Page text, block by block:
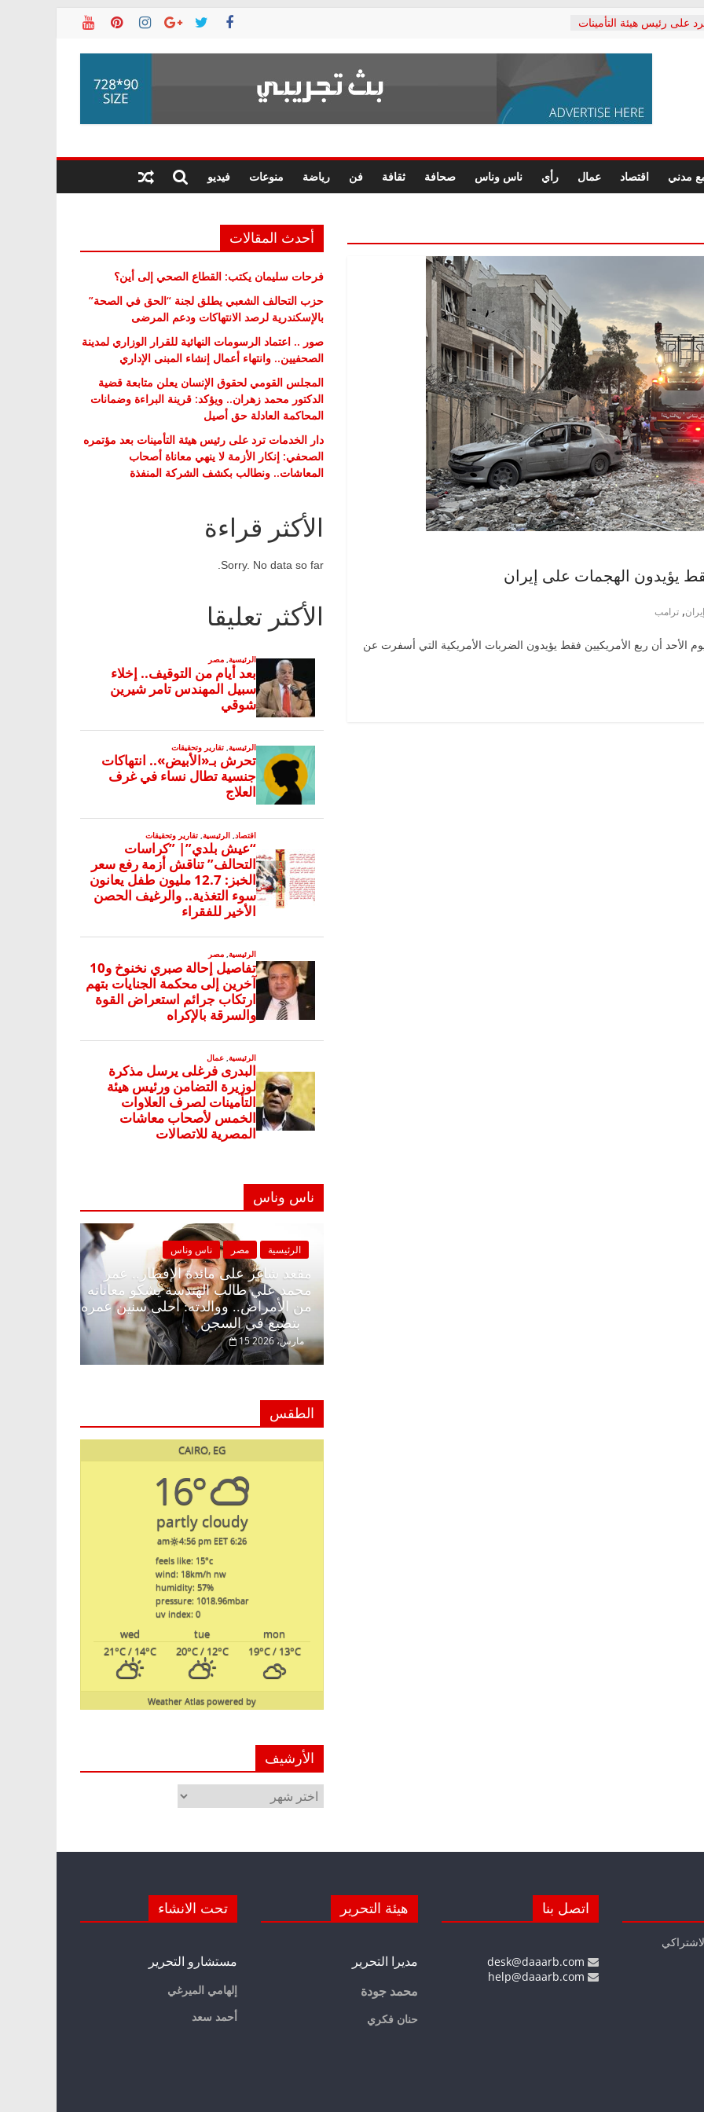
على رئيس هيئة التأمينات
المعاشات.. ونطالب بكشف
يكتب: القطاع الصحي إلى
الشعبي يطلق لجنة “الحق
النهائية للقرار
الصحفيين.. وانتهاء أعمال
المحاكمة العادلة
مدني اقتصاد عمال رأي ناس وناس صحافة ثقافة فن رياضة منوعات فيديو
يؤيدون الهجمات على إيران
, ترامب
الأحد أن ربع الأمريكيين فقط يؤيدون الضربات الأمريكية التي أسفرت عن
أحدث المقالات
فرحات سليمان يكتب: القطاع الصحي إلى أين؟
حزب التحالف الشعبي يطلق لجنة “الحق في الصحة”
بالإسكندرية لرصد الانتهاكات ودعم المرضى
صور .. اعتماد الرسومات النهائية للقرار الوزاري لمدينة
الصحفيين.. وانتهاء أعمال إنشاء المبنى الإداري
المجلس القومي لحقوق الإنسان يعلن متابعة قضية
الدكتور محمد زهران.. ويؤكد: قرينة البراءة وضمانات
المحاكمة العادلة حق أصيل
دار الخدمات ترد على رئيس هيئة التأمينات بعد مؤتمره
الصحفي: إنكار الأزمة لا ينهي معاناة أصحاب
المعاشات.. ونطالب بكشف الشركة المنفذة
الأكثر قراءة
Sorry. No data so far.
الأكثر تعليقا
ناس وناس
الرئيسية مصر
مقعد شاغر على مائدة
محمد علي طالب الهندسة
من الأمراض.. ووالدته:
بتضيع في السجن
15 مارس، 2026
ناس وناس
مقعد شاغر على الإفطار وبلكونة بلا زينة
رمضان.. د. عبدالخالق فاروق خبير
اقتصادي في انتظار حلم الحرية ولمة
الطقس
CAIRO, EG
16°
partly cloudy
6:26 am
4:56 pm EET
feels like: 15°c
wind: 18km/h nw
humidity: 57%
pressure: 1018.96mbar
uv index: 0
mon
tue
wed
19°C/ 13°C
20°C/ 12°C
21°C/ 14°C
powered by
Weather Atlas
الأرشيف
الأرشيف
اتصل بنا هيئة التحرير
مديرا التحرير
محمد جودة
حنان فكري
تحت الانشاء
مستشارو التحرير
إلهامي الميرغي
أحمد سعد